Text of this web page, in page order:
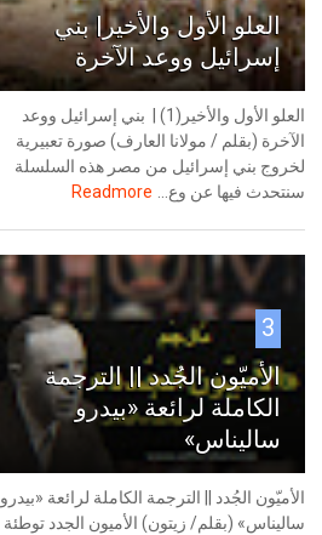
العلو الأول والأخير| بني
إسرائيل ووعد الآخرة
العلو الأول والأخير(1) | بني إسرائيل ووعد
الآخرة (بقلم / مولانا العارف) صورة تعبيرية
لخروج بني إسرائيل من مصر هذه السلسلة
سنتحدث فيها عن وع...
Readmore
3
الأميّون الجُدد || الترجمة
الكاملة لرائعة «بيدرو
ساليناس»
الأميّون الجُدد || الترجمة الكاملة لرائعة «بيدرو
ساليناس» (بقلم/ زيتون) الأميون الجدد توطئة